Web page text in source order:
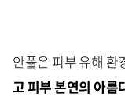
안폴은 피부 유해 환
고피부 본연의 아름